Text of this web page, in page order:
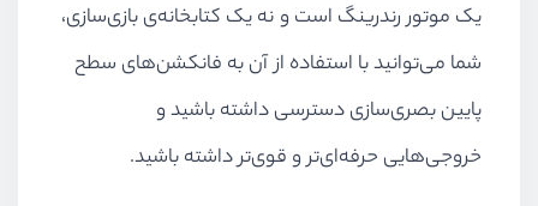
یک موتور رندرینگ است و نه یک کتابخانه‌ی بازی‌سازی،
شما می‌توانید با استفاده از آن به فانکشن‌های سطح
پایین بصری‌سازی دسترسی داشته باشید و
خروجی‌هایی حرفه‌ای‌تر و قوی‌تر داشته باشید.